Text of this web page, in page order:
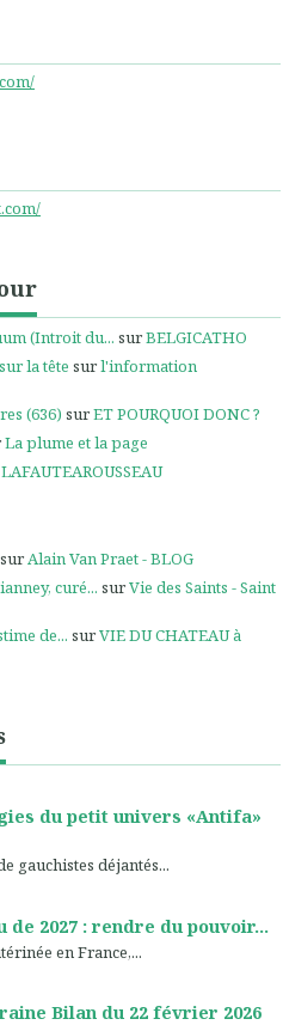
(Introit du... surBELGICATHO
la tête surl'information
(636) surET POURQUOI DONC ?
La plume et la page
LAFAUTEAROUSSEAU
surAlain Van Praet - BLOG
curé... surVie des Saints - Saint
de... surVIE DU CHATEAU à
du petit univers «Antifa»
gauchistes déjantés...
2027 : rendre du pouvoir...
en France,...
Bilan du 22 février 2026